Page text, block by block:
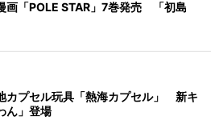
画「POLE STAR」7巻発売 「初島
カプセル玩具「熱海カプセル」 新キ
ん」登場